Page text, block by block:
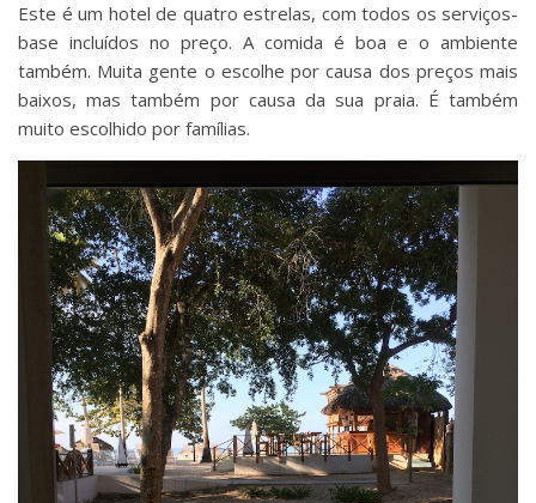
Este é um hotel de quatro estrelas, com todos os serviços-
base incluídos no preço. A comida é boa e o ambiente
também. Muita gente o escolhe por causa dos preços mais
baixos, mas também por causa da sua praia. É também
muito escolhido por famílias.